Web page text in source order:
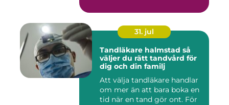
31. jul
Tandläkare halmstad så
väljer du rätt tandvård för
dig och din familj
Att välja tandläkare handlar
om mer än att bara boka en
tid när en tand gör ont. För